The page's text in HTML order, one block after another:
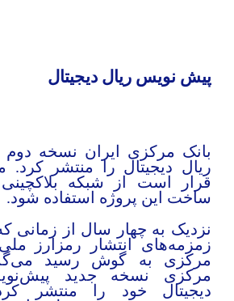
پیش نویس ریال دیجیتال
بانک مرکزی ایران نسخه دوم
ریال دیجیتال را منتشر کرد.
قرار است از شبکه بلاکچینی
ساخت این پروژه استفاده شود.
نزدیک به چهار سال از زمانی که
زمزمه‌های انتشار رمزارز ملی
مرکزی به گوش رسید
مرکزی نسخه جدید پیش‌نویس
دیجیتال خود را منتشر